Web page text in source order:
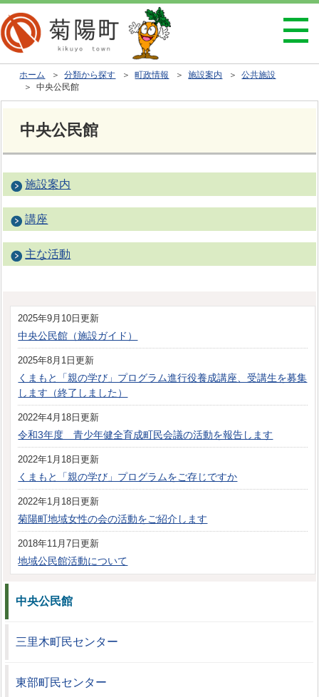
ホーム ＞分類から探す ＞町政情報 ＞施設案内 ＞公共施設
＞ 中央公民館
中央公民館
施設案内
講座
主な活動
2025年9月10日更新
中央公民館（施設ガイド）
2025年8月1日更新
くまもと「親の学び」プログラム進行役養成講座、受講生を募集
します（終了しました）
2022年4月18日更新
令和3年度 青少年健全育成町民会議の活動を報告します
2022年1月18日更新
くまもと「親の学び」プログラムをご存じですか
2022年1月18日更新
菊陽町地域女性の会の活動をご紹介します
2018年11月7日更新
地域公民館活動について
中央公民館
三里木町民センター
東部町民センター